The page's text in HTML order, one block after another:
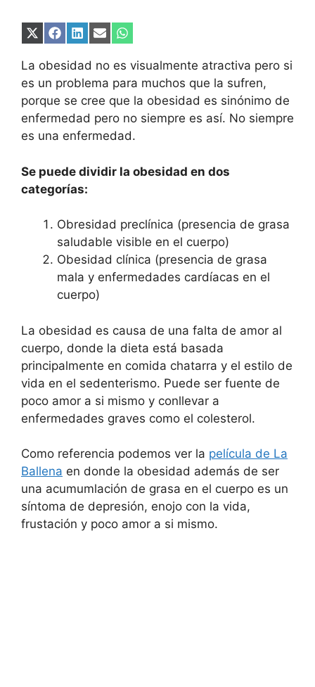
Compartir
X
(Twitter)
Compartir
Facebook
Compartir
LinkedIn
Compartir
Email
Compartir
WhatsApp
La obesidad no es visualmente atractiva pero si
es un problema para muchos que la sufren,
porque se cree que la obesidad es sinónimo de
enfermedad pero no siempre es así. No siempre
es una enfermedad.
Se puede dividir la obesidad en dos
categorías:
Obresidad preclínica (presencia de grasa
saludable visible en el cuerpo)
Obesidad clínica (presencia de grasa
mala y enfermedades cardíacas en el
cuerpo)
La obesidad es causa de una falta de amor al
cuerpo, donde la dieta está basada
principalmente en comida chatarra y el estilo de
vida en el sedenterismo. Puede ser fuente de
poco amor a si mismo y conllevar a
enfermedades graves como el colesterol.
Como referencia podemos ver la película de La
Ballena en donde la obesidad además de ser
una acumumlación de grasa en el cuerpo es un
síntoma de depresión, enojo con la vida,
frustación y poco amor a si mismo.